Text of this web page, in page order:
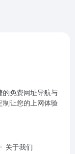
的免费网址导航与
制让您的上网体验
关于我们